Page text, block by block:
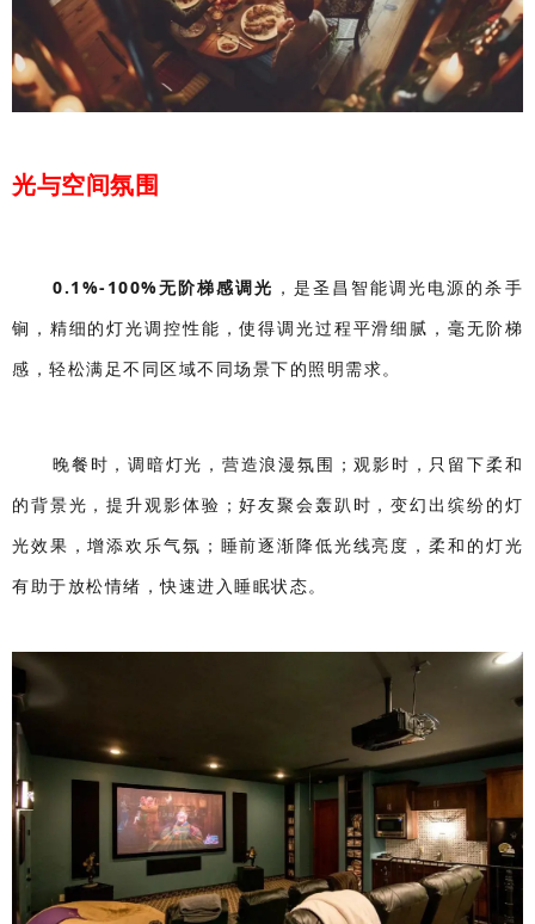
光与空间氛围
0.1%-100%无阶梯感调光 ，是圣昌智能调光电源的杀手
锏，精细的灯光调控性能，使得调光过程平滑细腻，毫无阶梯
感，轻松满足不同区域不同场景下的照明需求。
晚餐时，调暗灯光，营造浪漫氛围；观影时，只留下柔和
的背景光，提升观影体验；好友聚会轰趴时，变幻出缤纷的灯
光效果，增添欢乐气氛；睡前逐渐降低光线亮度，柔和的灯光
有助于放松情绪，快速进入睡眠状态。